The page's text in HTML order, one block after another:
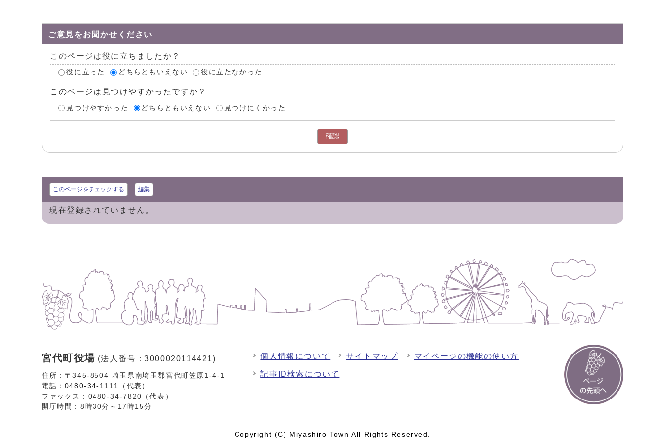
ご意見をお聞かせください
このページは役に立ちましたか？
役に立った どちらともいえない 役に立たなかった
このページは見つけやすかったですか？
見つけやすかった どちらともいえない 見つけにくかった
確認
このページをチェックする 編集
現在登録されていません。
宮代町役場 (法人番号：3000020114421)
住所：〒345-8504 埼玉県南埼玉郡宮代町笠原1-4-1
電話： 0480-34-1111（代表）
ファックス：0480-34-7820（代表）
開庁時間：8時30分～17時15分
個人情報について サイトマップ マイページの機能の使い方
記事ID検索について
Copyright (C) Miyashiro Town All Rights Reserved.